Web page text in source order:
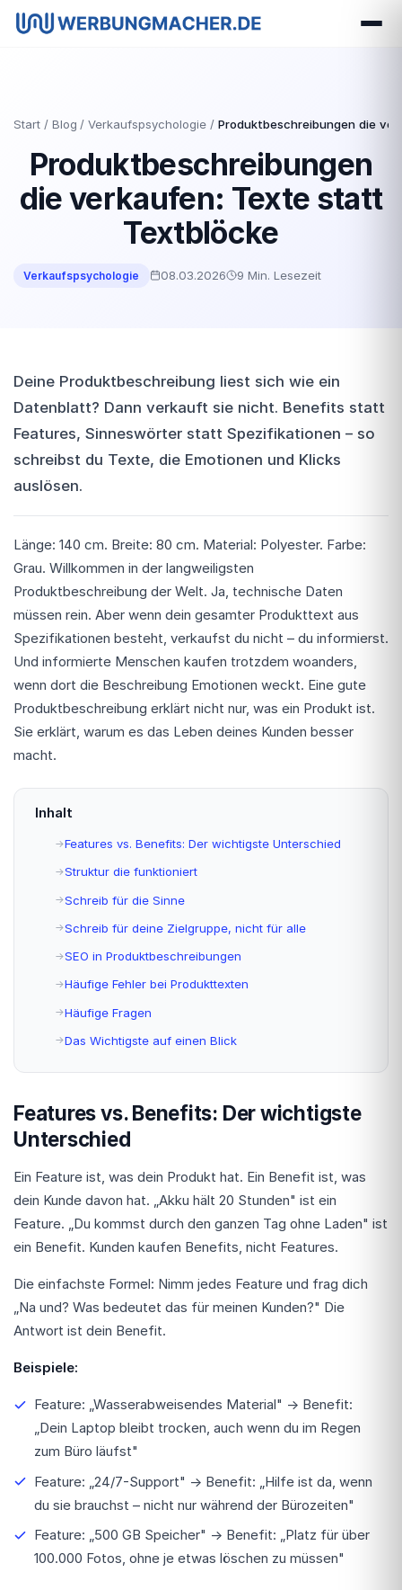
Start Blog Verkaufspsychologie Produktbeschreibungen die
Produktbeschreibungen
die verkaufen: Texte statt
Textblöcke
Verkaufspsychologie 08.03.2026 9 Min. Lesezeit
Deine Produktbeschreibung liest sich wie ein
Datenblatt? Dann verkauft sie nicht. Benefits statt
Features, Sinneswörter statt Spezifikationen – so
schreibst du Texte, die Emotionen und Klicks
auslösen.
Länge: 140 cm. Breite: 80 cm. Material: Polyester. Farbe:
Grau. Willkommen in der langweiligsten
Produktbeschreibung der Welt. Ja, technische Daten
müssen rein. Aber wenn dein gesamter Produkttext aus
Spezifikationen besteht, verkaufst du nicht – du informierst.
Und informierte Menschen kaufen trotzdem woanders,
wenn dort die Beschreibung Emotionen weckt. Eine gute
Produktbeschreibung erklärt nicht nur, was ein Produkt ist.
Sie erklärt, warum es das Leben deines Kunden besser
macht.
Inhalt
Features vs. Benefits: Der wichtigste Unterschied
Struktur die funktioniert
Schreib für die Sinne
Schreib für deine Zielgruppe, nicht für alle
SEO in Produktbeschreibungen
Häufige Fehler bei Produkttexten
Häufige Fragen
Das Wichtigste auf einen Blick
Features vs. Benefits: Der wichtigste
Unterschied
Ein Feature ist, was dein Produkt hat. Ein Benefit ist, was
dein Kunde davon hat. „Akku hält 20 Stunden" ist ein
Feature. „Du kommst durch den ganzen Tag ohne Laden" ist
ein Benefit. Kunden kaufen Benefits, nicht Features.
Die einfachste Formel: Nimm jedes Feature und frag dich
„Na und? Was bedeutet das für meinen Kunden?" Die
Antwort ist dein Benefit.
Beispiele:
Feature: „Wasserabweisendes Material" → Benefit:
„Dein Laptop bleibt trocken, auch wenn du im Regen
zum Büro läufst"
Feature: „24/7-Support" → Benefit: „Hilfe ist da, wenn
du sie brauchst – nicht nur während der Bürozeiten"
Feature: „500 GB Speicher" → Benefit: „Platz für über
100.000 Fotos, ohne je etwas löschen zu müssen"